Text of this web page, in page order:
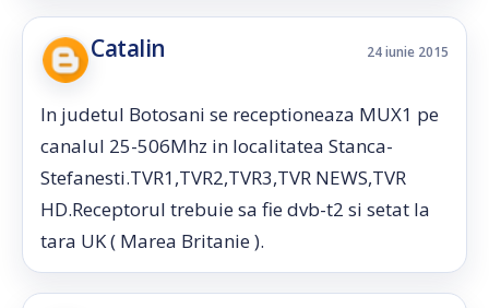
Catalin 24 iunie 2015
In judetul Botosani se receptioneaza MUX1 pe
canalul 25-506Mhz in localitatea Stanca-
Stefanesti.TVR1,TVR2,TVR3,TVR NEWS,TVR
HD.Receptorul trebuie sa fie dvb-t2 si setat la
tara UK ( Marea Britanie ).